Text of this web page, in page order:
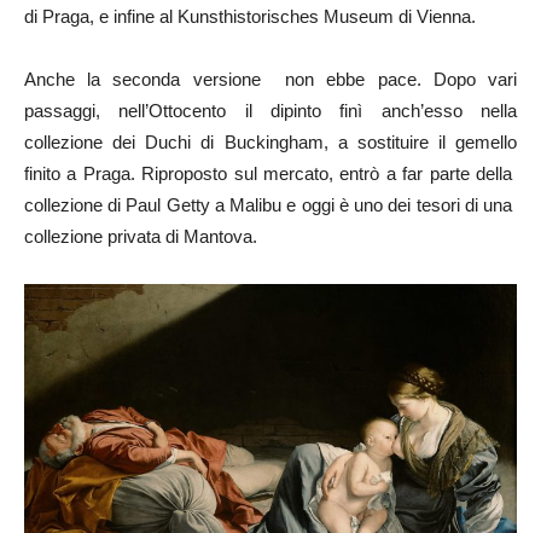
di Praga, e infine al Kunsthistorisches Museum di Vienna.
Anche la seconda versione non ebbe pace. Dopo vari
passaggi, nell’Ottocento il dipinto finì anch’esso nella
collezione dei Duchi di Buckingham, a sostituire il gemello
finito a Praga. Riproposto sul mercato, entrò a far parte della
collezione di Paul Getty a Malibu e oggi è uno dei tesori di una
collezione privata di Mantova.